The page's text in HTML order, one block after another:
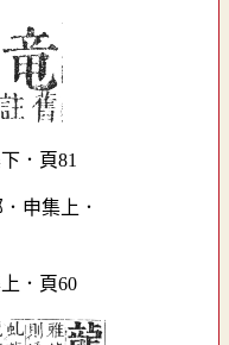
．頁81
．頁60